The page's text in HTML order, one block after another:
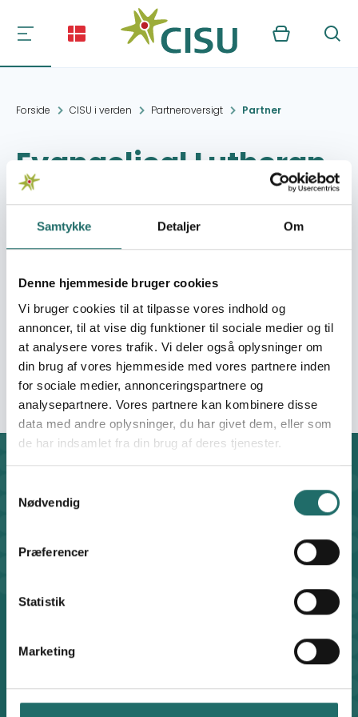
Samtykke Detaljer Om
Denne hjemmeside bruger cookies
Vi bruger cookies til at tilpasse vores indhold og
annoncer, til at vise dig funktioner til sociale medier og til
at analysere vores trafik. Vi deler også oplysninger om
din brug af vores hjemmeside med vores partnere inden
for sociale medier, annonceringspartnere og
analysepartnere. Vores partnere kan kombinere disse
data med andre oplysninger, du har givet dem, eller som
de har indsamlet fra din brug af deres tjenester.
Nødvendig
Præferencer
Statistik
Marketing
Kurv Søg
Forside CISU i verden Partneroversigt Partner
Evangelical Lutheran
Church in Tanzania
(ELCT)
Kontakt: Arusha
Organisation:
Dansk Missionsråds
Udviklingsafdeling
(DMRU)
Klosterport 4x, 8000 Aarhus
8612 0342
Facebook
Find medarbejder
Adfærdskodeks
Indgiv en klage